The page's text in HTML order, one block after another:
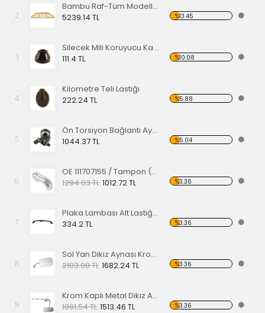
2
Bambu Raf-Tüm Modeller İçin
5239.14 TL
%13.45
3
Silecek Mili Koruyucu Kapak
111.4 TL
%10.08
4
Kilometre Teli Lastiği
222.24 TL
%5.88
5
Ön Torsiyon Bağlantı Ayarlayıcı (ADJUSTER ) 60-65
1044.37 TL
%5.04
6
OE 111707155 / Tampon (Babası) Koruma Krom 1200-1300 52-67
1294.03 TL 1012.72 TL %3.36
7
Plaka Lambası Alt Lastiği 67-79 EA
334.2 TL
%3.36
8
Sol Yan Dikiz Aynası Krom 68-79
2103.08 TL 1682.24 TL %3.36
9
Krom Kaplı Metal Dikiz Aynası 57
1891.54 TL 1513.46 TL %3.36